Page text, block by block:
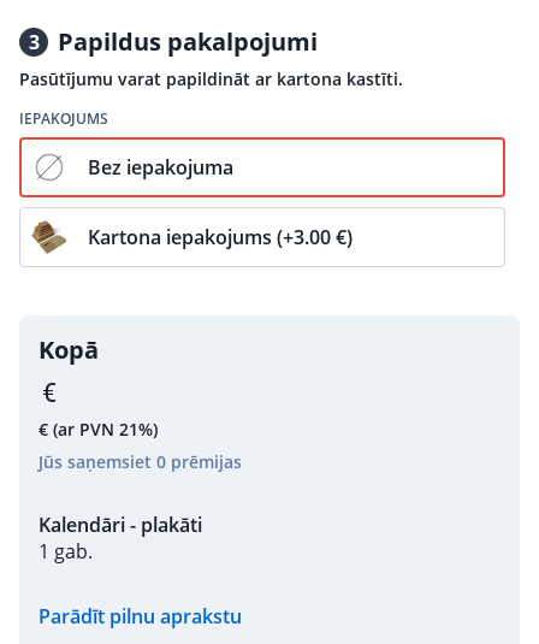
3 Papildus pakalpojumi
Pasūtījumu varat papildināt ar kartona kastīti.
IEPAKOJUMS
Bez iepakojuma
Kartona iepakojums (+3.00 €)
Kopā
€ (ar PVN 21%)
Jūs saņemsiet 0 prēmijas
Kalendāri - plakāti
1 gab.
Parādīt pilnu aprakstu